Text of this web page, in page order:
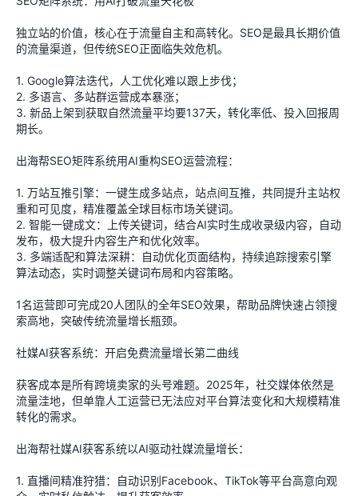
独立站的价值，核心在于流量自主和高转化。SEO是最具长期价值
的流量渠道，但传统SEO正面临失效危机。
1. Google算法迭代，人工优化难以跟上步伐；
2. 多语言、多站群运营成本暴涨；
3. 新品上架到获取自然流量平均要137天，转化率低、投入回报周
期长。
出海帮SEO矩阵系统用AI重构SEO运营流程：
1. 万站互推引擎：一键生成多站点，站点间互推，共同提升主站权
重和可见度，精准覆盖全球目标市场关键词。
2. 智能一键成文：上传关键词，结合AI实时生成收录级内容，自动
发布，极大提升内容生产和优化效率。
3. 多端适配和算法深耕：自动优化页面结构，持续追踪搜索引擎
算法动态，实时调整关键词布局和内容策略。
1名运营即可完成20人团队的全年SEO效果，帮助品牌快速占领搜
索高地，突破传统流量增长瓶颈。
社媒AI获客系统：开启免费流量增长第二曲线
获客成本是所有跨境卖家的头号难题。2025年，社交媒体依然是
流量洼地，但单靠人工运营已无法应对平台算法变化和大规模精准
转化的需求。
出海帮社媒AI获客系统以AI驱动社媒流量增长：
1. 直播间精准狩猎：自动识别Facebook、TikTok等平台高意向观